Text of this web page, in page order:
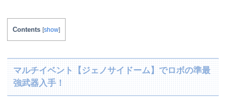
Contents [show]
マルチイベント【ジェノサイドーム】でロボの準最
強武器入手！